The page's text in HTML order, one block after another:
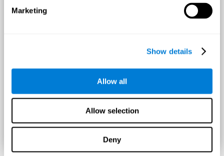
Marketing
Show details
Allow all
Allow selection
Deny
784 investigadores ya trabajan con nosotros.